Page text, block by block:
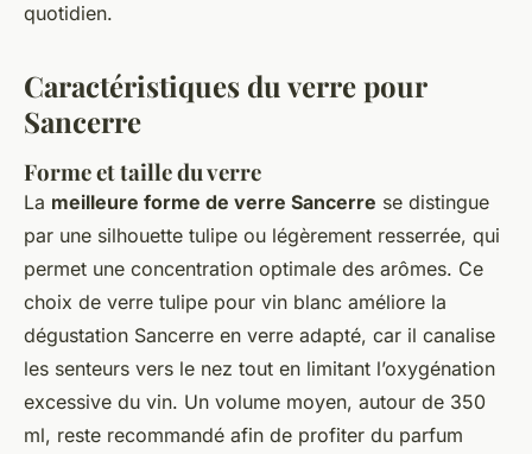
quotidien.
Caractéristiques du verre pour
Sancerre
Forme et taille du verre
La meilleure forme de verre Sancerre se distingue
par une silhouette tulipe ou légèrement resserrée, qui
permet une concentration optimale des arômes. Ce
choix de verre tulipe pour vin blanc améliore la
dégustation Sancerre en verre adapté, car il canalise
les senteurs vers le nez tout en limitant l’oxygénation
excessive du vin. Un volume moyen, autour de 350
ml, reste recommandé afin de profiter du parfum